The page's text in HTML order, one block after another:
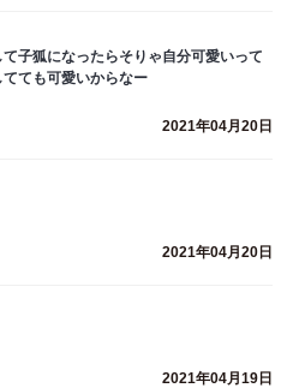
子狐になったらそりゃ自分可愛いって
ても可愛いからなー
2021年04月20日
2021年04月20日
2021年04月19日